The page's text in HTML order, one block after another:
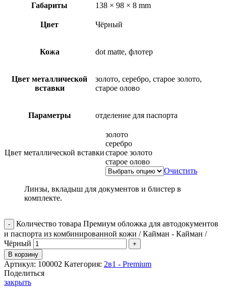
Габариты
138 × 98 × 8 mm
Цвет Чёрный
Кожа dot matte, флотер
Цвет металлической
вставки
золото, серебро, старое золото,
старое олово
Параметры отделение для паспорта
Цвет металлической вставки
золото
серебро
старое золото
старое олово
Очистить
Линзы, вкладыш для документов и блистер в
комплекте.
Количество товара Премиум обложка для автодокументов
и паспорта из комбинированной кожи / Кайман - Кайман /
Чёрный
В корзину
Артикул: 100002 Категория: 2в1 - Premium
Поделиться
закрыть